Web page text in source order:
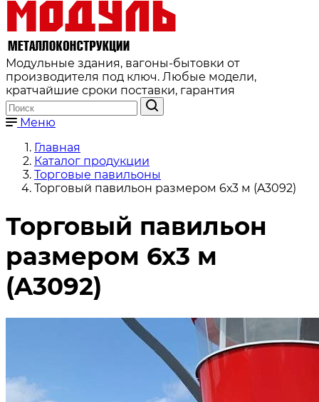
Модульные здания, вагоны-бытовки от
производителя под ключ. Любые модели,
кратчайшие сроки поставки, гарантия
Меню
Главная
Каталог продукции
Торговые павильоны
Торговый павильон размером 6х3 м (A3092)
Торговый павильон
размером 6х3 м
(A3092)